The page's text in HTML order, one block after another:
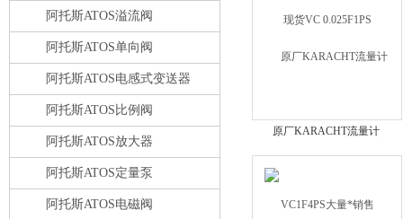
阿托斯ATOS溢流阀
阿托斯ATOS单向阀
阿托斯ATOS电感式变送器
阿托斯ATOS比例阀
阿托斯ATOS放大器
阿托斯ATOS定量泵
阿托斯ATOS电磁阀
原厂KARACHT流量计
VC1F4PS大量*销售